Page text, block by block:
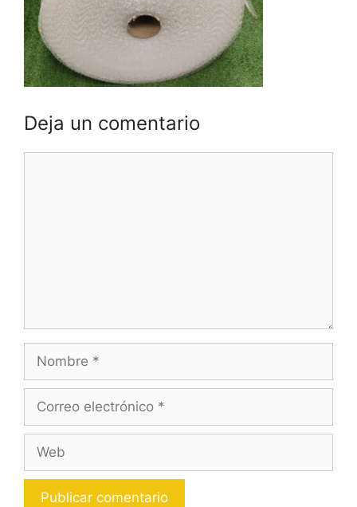
Deja un comentario
Nombre
Correo
Web